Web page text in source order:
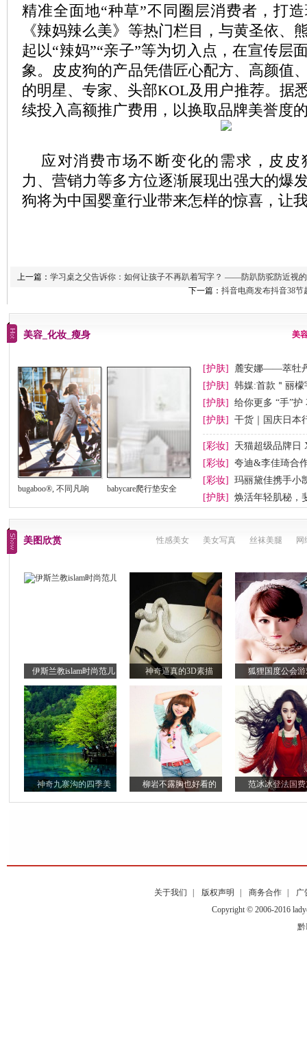
精准全面地“种草”不同圈层消费者，打
《辣妈辣么美》等热门栏目，与黄圣依、
起以“辣妈”“亲子”等为切入点，在宣传层
象。皮皮狗的产品凭借匠心配方、高颜值
的明星、专家、头部KOL及用户推荐。据
续投入高额推广费用，以换取品牌美誉度
应对消费市场不断变化的需求，皮皮
力、营销力等多方位逐渐展现出强大的爆
狗将为中国婴童行业带来怎样的惊喜，让
上一篇： 学习桌之父告诉你：如何让孩子不再趴着写字？ ——防趴防驼防近视
下一篇： 抖音电商发布抖音38
美容_化妆_瘦身 美
bugaboo®, 不同凡响 babycare爬行垫安全
[护肤]
麓安娜——萃牡
[护肤]
韩媒:首款＂丽
[护肤]
给你更多 “手”
[护肤]
干货｜国庆日本
[彩妆]
天猫超级品牌日
[彩妆]
夸迪&李佳琦合
[彩妆]
玛丽黛佳携手小
[护肤]
焕活年轻肌秘，
美图欣赏 性感美女 美女写真 丝袜美腿 网
伊斯兰教islam时尚范儿 神奇逼真的3D素描 狐狸国度公会
神奇九寨沟的四季美 柳岩不露胸也好看的 范冰冰登法国
关于我们 版权声明 商务合作
广
Copyright © 2006-2016
黔